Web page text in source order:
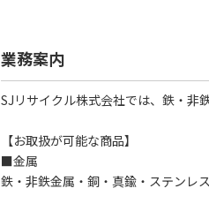
業務案内
SJリサイクル株式会社では、鉄・非
【お取扱が可能な商品】
■金属
鉄・非鉄金属・銅・真鍮・ステン